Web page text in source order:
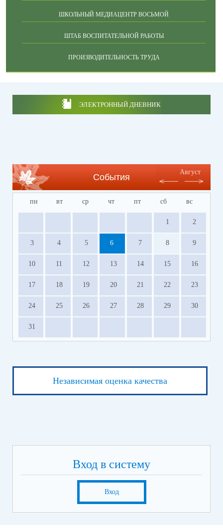
ШКОЛЬНЫЙ МЕДИАЦЕНТР ВОСЬМОЙ
ШТАБ ВОСПИТАТЕЛЬНОЙ РАБОТЫ
ПРОИЗВОДИТЕЛЬНОСТЬ ТРУДА
ЭЛЕКТРОННЫЙ ДНЕВНИК
События
Август
пн вт ср чт пт сб вс
1 2
3 4 5 6 7 8 9
10 11 12 13 14 15 16
17 18 19 20 21 22 23
24 25 26 27 28 29 30
31
Независимая оценка качества
Вход в систему
Вход